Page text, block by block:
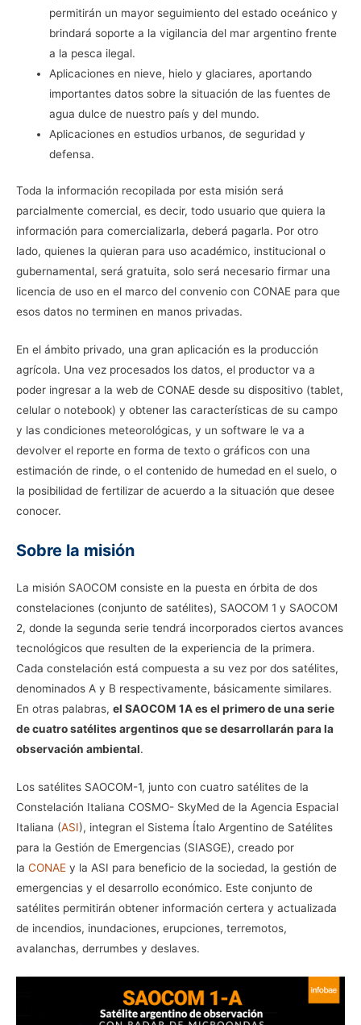
permitirán un mayor seguimiento del estado oceánico y
brindará soporte a la vigilancia del mar argentino frente
a la pesca ilegal.
Aplicaciones en nieve, hielo y glaciares, aportando
importantes datos sobre la situación de las fuentes de
agua dulce de nuestro país y del mundo.
Aplicaciones en estudios urbanos, de seguridad y
defensa.
Toda la información recopilada por esta misión será
parcialmente comercial, es decir, todo usuario que quiera la
información para comercializarla, deberá pagarla. Por otro
lado, quienes la quieran para uso académico, institucional o
gubernamental, será gratuita, solo será necesario firmar una
licencia de uso en el marco del convenio con CONAE para que
esos datos no terminen en manos privadas.
En el ámbito privado, una gran aplicación es la producción
agrícola. Una vez procesados los datos, el productor va a
poder ingresar a la web de CONAE desde su dispositivo (tablet,
celular o notebook) y obtener las características de su campo
y las condiciones meteorológicas, y un software le va a
devolver el reporte en forma de texto o gráficos con una
estimación de rinde, o el contenido de humedad en el suelo, o
la posibilidad de fertilizar de acuerdo a la situación que desee
conocer.
Sobre la misión
La misión SAOCOM consiste en la puesta en órbita de dos
constelaciones (conjunto de satélites), SAOCOM 1 y SAOCOM
2, donde la segunda serie tendrá incorporados ciertos avances
tecnológicos que resulten de la experiencia de la primera.
Cada constelación está compuesta a su vez por dos satélites,
denominados A y B respectivamente, básicamente similares.
En otras palabras, el SAOCOM 1A es el primero de una serie
de cuatro satélites argentinos que se desarrollarán para la
observación ambiental.
Los satélites SAOCOM-1, junto con cuatro satélites de la
Constelación Italiana COSMO- SkyMed de la Agencia Espacial
Italiana (ASI), integran el Sistema Ítalo Argentino de Satélites
para la Gestión de Emergencias (SIASGE), creado por
la CONAE y la ASI para beneficio de la sociedad, la gestión de
emergencias y el desarrollo económico. Este conjunto de
satélites permitirán obtener información certera y actualizada
de incendios, inundaciones, erupciones, terremotos,
avalanchas, derrumbes y deslaves.